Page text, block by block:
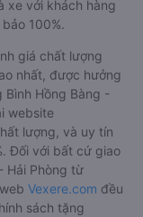
xe với khách hàng
100%.
giá chất lượng
nhất, được hưởng
Bình Hồng Bàng -
website
lượng, và uy tín
Đối với bất cứ giao
Hải Phòng từ
Vexere.com đều
sách tặng